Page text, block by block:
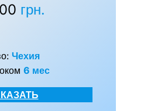
грн.
Чехия
6 мес